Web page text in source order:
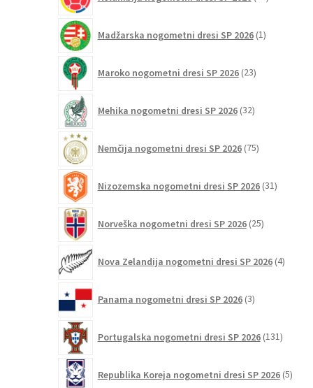
izdelkov
Madžarska nogometni dresi SP 2026 1izdelek
Maroko nogometni dresi SP 2026 23izdelkov
Mehika nogometni dresi SP 2026 32izdelkov
Nemčija nogometni dresi SP 2026 75izdelkov
Nizozemska nogometni dresi SP 2026 31izdelkov
Norveška nogometni dresi SP 2026 25izdelkov
Nova Zelandija nogometni dresi SP 2026 4izdelki
Panama nogometni dresi SP 2026 3izdelki
Portugalska nogometni dresi SP 2026 131
Republika Koreja nogometni dresi SP 2026 5